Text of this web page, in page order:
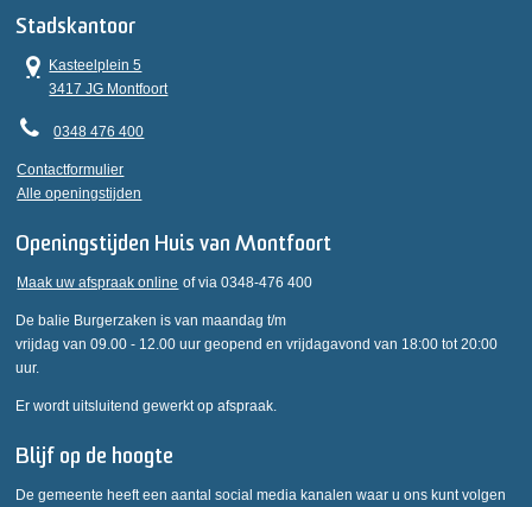
Stadskantoor
Kasteelplein 5
3417 JG Montfoort
0348 476 400
Contactformulier
Alle openingstijden
Openingstijden Huis van Montfoort
Maak uw afspraak online of via 0348-476 400
De balie Burgerzaken is van maandag t/m
vrijdag van 09.00 - 12.00 uur geopend en vrijdagavond van 18:00 tot 20:00
uur.
Er wordt uitsluitend gewerkt op afspraak.
Blijf op de hoogte
De gemeente heeft een aantal social media kanalen waar u ons kunt volgen